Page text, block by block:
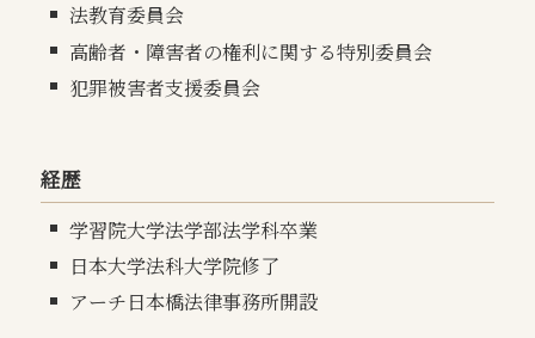
法教育委員会
高齢者・障害者の権利に関する特別委員会
犯罪被害者支援委員会
経歴
学習院大学法学部法学科卒業
日本大学法科大学院修了
アーチ日本橋法律事務所開設